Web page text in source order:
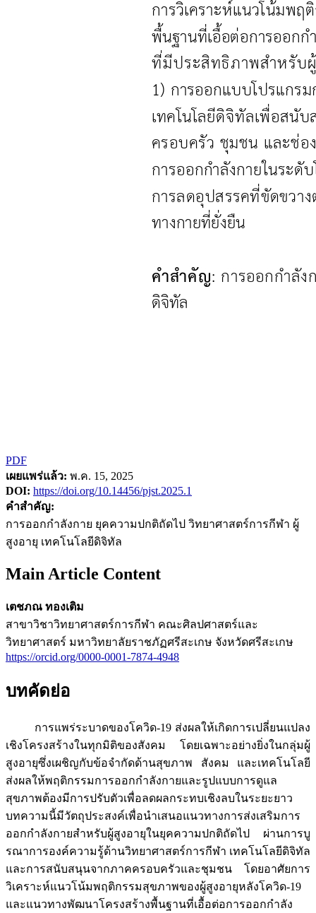
PDF
เผยแพร่แล้ว: พ.ค. 15, 2025
DOI: https://doi.org/10.14456/pjst.2025.1
คำสำคัญ:
การออกกำลังกาย ยุคความปกติถัดไป วิทยาศาสตร์การกีฬา ผู้
สูงอายุ เทคโนโลยีดิจิทัล
Main Article Content
เตชภณ ทองเติม
สาขาวิชาวิทยาศาสตร์การกีฬา คณะศิลปศาสตร์และ
วิทยาศาสตร์ มหาวิทยาลัยราชภัฏศรีสะเกษ จังหวัดศรีสะเกษ
https://orcid.org/0000-0001-7874-4948
บทคัดย่อ
การแพร่ระบาดของโควิด-19 ส่งผลให้เกิดการเปลี่ยนแปลง
เชิงโครงสร้างในทุกมิติของสังคม โดยเฉพาะอย่างยิ่งในกลุ่มผู้
สูงอายุซึ่งเผชิญกับข้อจำกัดด้านสุขภาพ สังคม และเทคโนโลยี
ส่งผลให้พฤติกรรมการออกกำลังกายและรูปแบบการดูแล
สุขภาพต้องมีการปรับตัวเพื่อลดผลกระทบเชิงลบในระยะยาว
บทความนี้มีวัตถุประสงค์เพื่อนำเสนอแนวทางการส่งเสริมการ
ออกกำลังกายสำหรับผู้สูงอายุในยุคความปกติถัดไป ผ่านการบู
รณาการองค์ความรู้ด้านวิทยาศาสตร์การกีฬา เทคโนโลยีดิจิทัล
และการสนับสนุนจากภาคครอบครัวและชุมชน โดยอาศัยการ
วิเคราะห์แนวโน้มพฤติกรรมสุขภาพของผู้สูงอายุหลังโควิด-19
และแนวทางพัฒนาโครงสร้างพื้นฐานที่เอื้อต่อการออกกำลัง